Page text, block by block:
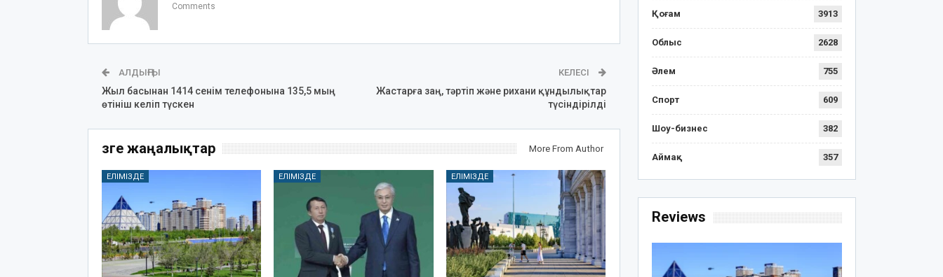
Comments
АЛДЫҢҒЫ
Жыл басынан 1414 сенім телефонына 135,5 мың
өтініш келіп түскен
КЕЛЕСІ
Жастарға заң, тәртіп және рихани құндылықтар
түсіндірілді
Өзге жаңалықтар More From Author
ЕЛІМІЗДЕ ЕЛІМІЗДЕ ЕЛІМІЗДЕ
Қоғам 3913
Облыс 2628
Әлем 755
Спорт 609
Шоу-бизнес 382
Аймақ 357
Reviews